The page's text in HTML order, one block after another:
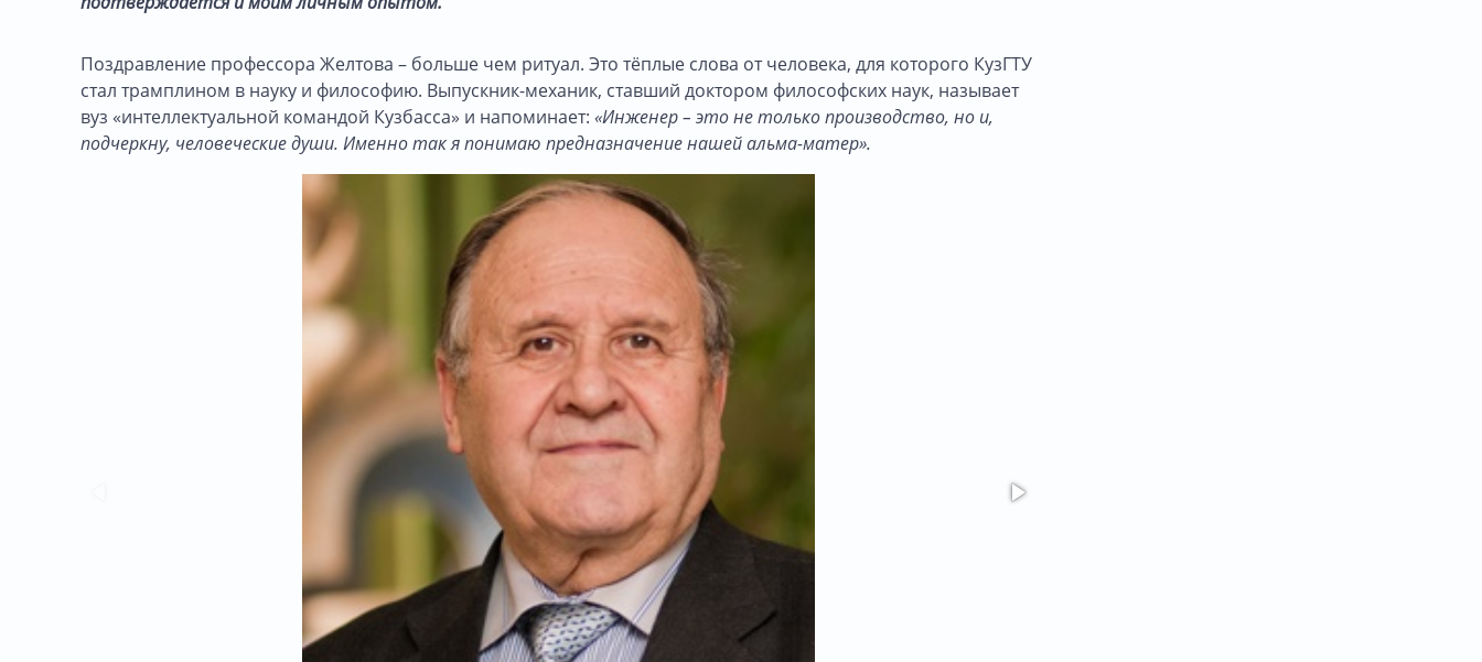
Поздравление профессора Желтова – больше чем ритуал. Это тёплые слова от человека, для которого КузГТУ
стал трамплином в науку и философию. Выпускник-механик, ставший доктором философских наук, называет
вуз «интеллектуальной командой Кузбасса» и напоминает: «Инженер – это не только производство, но и,
подчеркну, человеческие души. Именно так я понимаю предназначение нашей альма-матер».